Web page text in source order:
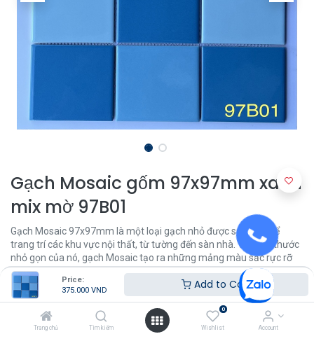
Price:
375.000 VND Add to Cart
Trang chủ Tìm kiếm
0
Wishlist Account
Gạch Mosaic gốm 97x97mm xanh
mix mờ 97B01
Gạch Mosaic 97x97mm là một loại gạch nhỏ được sử dụng để
trang trí các khu vực nội thất, từ tường đến sàn nhà. Với kích thước
nhỏ gọn của nó, gạch Mosaic tạo ra những mảng màu sắc rực rỡ
và hoa văn độc đáo, giúp tạo ra một không gian trang trí nội thất
đẹp mắt và độc đáo.
375.000 VND